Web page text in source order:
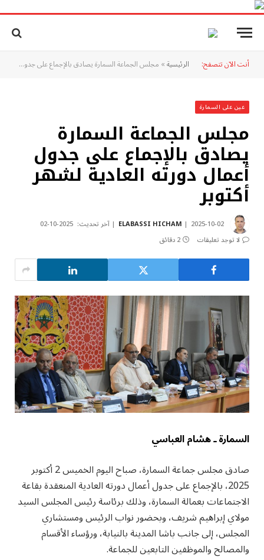
أنت الآن تتصفح: الرئيسية» مجلس الجماعة السمارة يصادق بالإجماع على جدول أعمال دورته العادية لشهر أكتوبر
عين على السمارة
مجلس الجماعة السمارة
يصادق بالإجماع على جدول
أعمال دورته العادية لشهر
أكتوبر
ELABASSI HICHAM 2025-10-02 آخر تحديث: 2025-10-02
لا توجد تعليقات
2 دقائق
السمارة ـ هشام العباسي
صادق مجلس جماعة السمارة، صباح اليوم الخميس 2 أكتوبر
2025، بالإجماع على جدول أعمال دورته العادية المنعقدة بقاعة
الاجتماعات بعمالة السمارة، وذلك برئاسة رئيس المجلس السيد
مولاي إبراهيم شريف، وبحضور نواب الرئيس ومستشاري
المجلس، إلى جانب باشا المدينة بالنيابة، ورؤساء الأقسام
والمصالح والموظفين التابعين للجماعة.